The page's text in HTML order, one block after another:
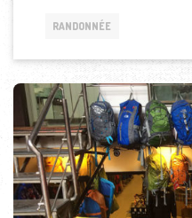
RANDONNÉE